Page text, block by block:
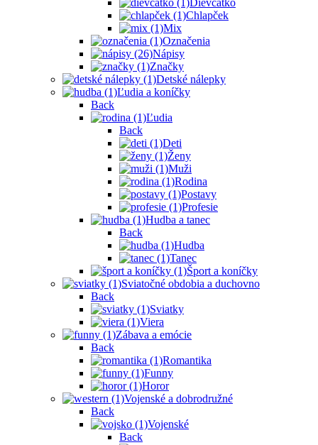
Dievčatko
Chlapček
Mix
Označenia
Nápisy
Značky
Detské nálepky
Ľudia a koníčky
Back
Ľudia
Back
Deti
Ženy
Muži
Rodina
Postavy
Profesie
Hudba a tanec
Back
Hudba
Tanec
Šport a koníčky
Sviatočné obdobia a duchovno
Back
Sviatky
Viera
Zábava a emócie
Back
Romantika
Funny
Horor
Vojenské a dobrodružné
Back
Vojenské
Back